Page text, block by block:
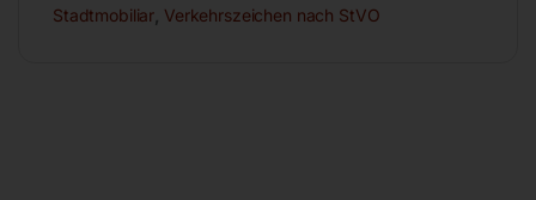
Stadtmobiliar Verkehrszeichen nach StVO